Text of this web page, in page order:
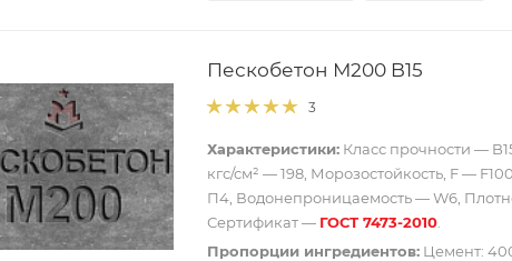
Пескобетон М200 B15
3
Характеристики: Класс прочности —
кгс/см² — 198, Морозостойкость, F —
П4, Водонепроницаемость — W6,
Сертификат — ГОСТ 7473-2010
Пропорции ингредиентов: Цемент: